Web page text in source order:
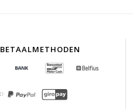
BETAALMETHODEN